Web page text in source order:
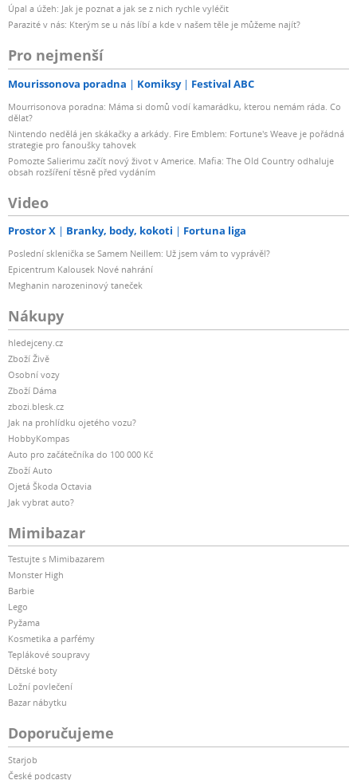
Úpal a úžeh: Jak je poznat a jak se z nich rychle vyléčit
Parazité v nás: Kterým se u nás líbí a kde v našem těle je můžeme najít?
Pro nejmenší
Mourissonova poradna Komiksy Festival ABC
Mourrisonova poradna: Máma si domů vodí kamarádku, kterou nemám ráda. Co
dělat?
Nintendo nedělá jen skákačky a arkády. Fire Emblem: Fortune's Weave je pořádná
strategie pro fanoušky tahovek
Pomozte Salierimu začít nový život v Americe. Mafia: The Old Country odhaluje
obsah rozšíření těsně před vydáním
Video
Prostor X Branky, body, kokoti Fortuna liga
Poslední sklenička se Samem Neillem: Už jsem vám to vyprávěl?
Epicentrum Kalousek Nové nahrání
Meghanin narozeninový taneček
Nákupy
hledejceny.cz
Zboží Živě
Osobní vozy
Zboží Dáma
zbozi.blesk.cz
Jak na prohlídku ojetého vozu?
HobbyKompas
Auto pro začátečníka do 100 000 Kč
Zboží Auto
Ojetá Škoda Octavia
Jak vybrat auto?
Mimibazar
Testujte s Mimibazarem
Monster High
Barbie
Lego
Pyžama
Kosmetika a parfémy
Teplákové soupravy
Dětské boty
Ložní povlečení
Bazar nábytku
Doporučujeme
Starjob
České podcasty